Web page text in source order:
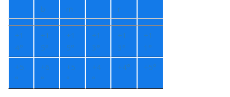
b
m
r
+1
4°
+1
5°
+1
5°
+1
3°
+1
3°
+1
1°
+5
°
+6
°
+5
°
+4
°
+4° +5°